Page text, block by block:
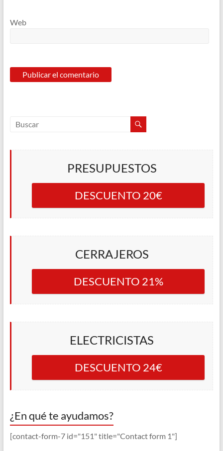
Web
PRESUPUESTOS
DESCUENTO 20€
CERRAJEROS
DESCUENTO 21%
ELECTRICISTAS
DESCUENTO 24€
¿En qué te ayudamos?
[contact-form-7 id="151" title="Contact form 1"]